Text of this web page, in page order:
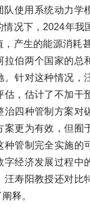
队使用系统动力学
情况下，2024年我
，产生的能源消耗
拉伯两个国家的总
。针对这种情况，
，估计了不加干
四种管制方案对
案更为有效，但囿
种管制完全实施的
字经济发展过程中
汪寿阳教授还对比
释。